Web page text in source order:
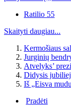
Ratilio 55
Skaityti daugiau...
Kermošiaus
Jurginių
Atvelyks’
Didysis
Iš „Eisva
Pradėti